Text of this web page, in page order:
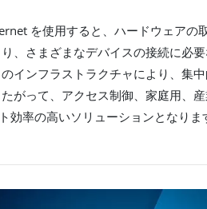
を使用すると、ハードウェアの
り、さまざまなデバイスの接続に必
インフラストラクチャにより、集
がって、アクセス制御、家庭用、
効率の高いソリューションとなりま